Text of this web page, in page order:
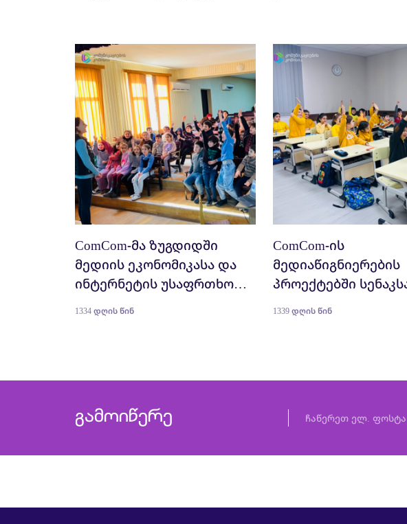
ComCom-მა ზუგდიდში
მედიის ეკონომიკასა და
ინტერნეტის უსაფრთხო
1334 დღის წინ
ComCom-ის
მედიაწიგნიერების
პროექტებში
1339 დღის წინ
გამოიწერე